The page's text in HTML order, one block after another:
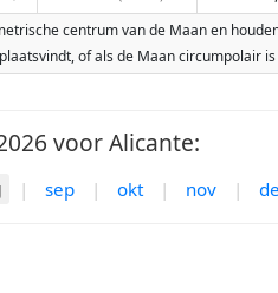
centrum van de Maan en
of als de Maan
voor Alicante:
| sep | okt | nov |